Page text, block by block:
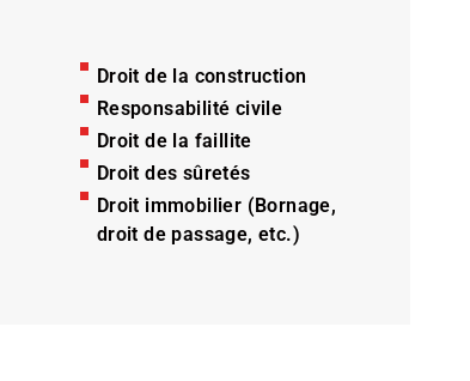
Droit de la construction
Responsabilité civile
Droit de la faillite
Droit des sûretés
Droit immobilier (Bornage,
droit de passage, etc.)